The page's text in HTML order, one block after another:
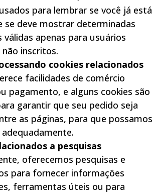
para lembrar se você já está
se deve mostrar determinadas
válidas apenas para usuários
inscritos.
cookies relacionados
facilidades de comércio
pagamento, e alguns cookies são
garantir que seu pedido seja
as páginas, para que possamos
a pesquisas
oferecemos pesquisas e
para fornecer informações
ferramentas úteis ou para